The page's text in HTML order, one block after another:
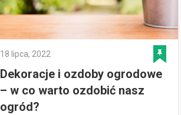
18 lipca, 2022
Dekoracje i ozdoby ogrodowe
– w co warto ozdobić nasz
ogród?